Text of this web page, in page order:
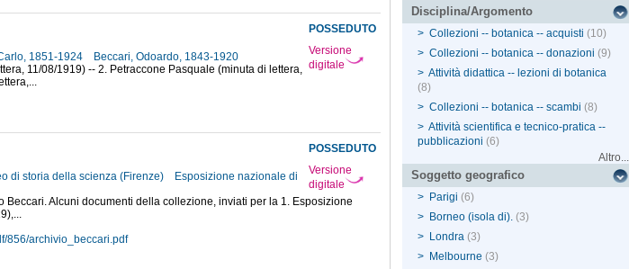
POSSEDUTO
Versione
digitale
1851-1924
Beccari, Odoardo, 1843-1920
11/08/1919) -- 2. Petraccone Pasquale (minuta di lettera,
POSSEDUTO
Versione
digitale
di storia della scienza (Firenze)
Esposizione nazionale di
Alcuni documenti della collezione, inviati per la 1. Esposizione
856/archivio_beccari.pdf
Disciplina/Argomento
> Collezioni -- botanica -- acquisti (10)
> Collezioni -- botanica -- donazioni (9)
> Attività didattica -- lezioni di botanica
(8)
> Collezioni -- botanica -- scambi (8)
> Attività scientifica e tecnico-pratica --
pubblicazioni (6)
Altro...
Soggetto geografico
> Parigi (6)
> Borneo (isola di). (3)
> Londra (3)
> Melbourne (3)